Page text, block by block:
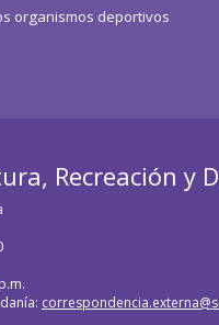
organismos deportivos
Recreación y